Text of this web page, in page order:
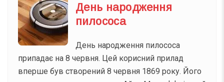
День народження
пилососа
День народження пилососа
припадає на 8 червня. Цей корисний прилад
вперше був створений 8 червня 1869 року. Його